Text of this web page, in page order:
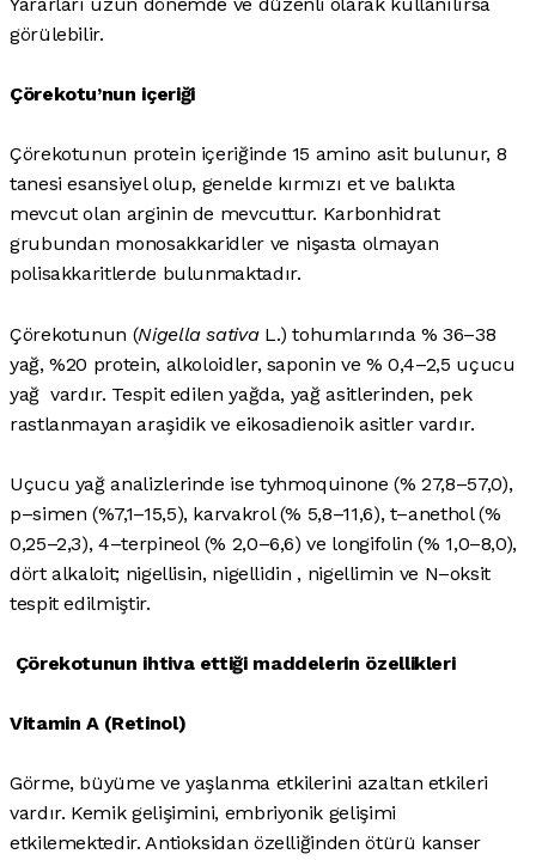
görülebilir.
Çörekotu’nun içeriği
Çörekotunun protein içeriğinde 15 amino asit bulunur, 8
tanesi esansiyel olup, genelde kırmızı et ve balıkta
mevcut olan arginin de mevcuttur. Karbonhidrat
grubundan monosakkaridler ve nişasta olmayan
polisakkaritlerde bulunmaktadır.
Çörekotunun (Nigella sativa L.) tohumlarında % 36–38
yağ, %20 protein, alkoloidler, saponin ve % 0,4–2,5 uçucu
yağ vardır. Tespit edilen yağda, yağ asitlerinden, pek
rastlanmayan araşidik ve eikosadienoik asitler vardır.
Uçucu yağ analizlerinde ise tyhmoquinone (% 27,8–57,0),
p–simen (%7,1–15,5), karvakrol (% 5,8–11,6), t–anethol (%
0,25–2,3), 4–terpineol (% 2,0–6,6) ve longifolin (% 1,0–8,0),
dört alkaloit; nigellisin, nigellidin , nigellimin ve N–oksit
tespit edilmiştir.
Çörekotunun ihtiva ettiği maddelerin özellikleri
Vitamin A (Retinol)
Görme, büyüme ve yaşlanma etkilerini azaltan etkileri
vardır. Kemik gelişimini, embriyonik gelişimi
etkilemektedir. Antioksidan özelliğinden ötürü kanser